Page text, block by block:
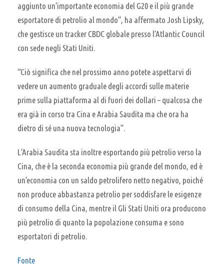
aggiunto un’importante economia del G20 e il più grande
esportatore di petrolio al mondo”, ha affermato Josh Lipsky,
che gestisce un tracker CBDC globale presso l’Atlantic Council
con sede negli Stati Uniti.
“Ciò significa che nel prossimo anno potete aspettarvi di
vedere un aumento graduale degli accordi sulle materie
prime sulla piattaforma al di fuori dei dollari – qualcosa che
era già in corso tra Cina e Arabia Saudita ma che ora ha
dietro di sé una nuova tecnologia”.
L’Arabia Saudita sta inoltre esportando più petrolio verso la
Cina, che è la seconda economia più grande del mondo, ed è
un’economia con un saldo petrolifero netto negativo, poiché
non produce abbastanza petrolio per soddisfare le esigenze
di consumo della Cina, mentre il Gli Stati Uniti ora producono
più petrolio di quanto la popolazione consuma e sono
esportatori di petrolio.
Fonte